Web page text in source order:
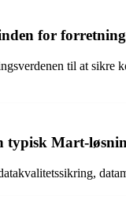
for
til at sikre
typisk Mart-